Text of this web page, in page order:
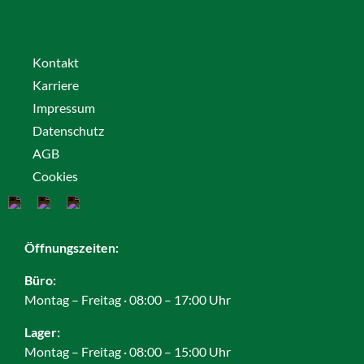
Kontakt
Karriere
Impressum
Datenschutz
AGB
Cookies
Öffnungszeiten:
Büro:
Montag – Freitag · 08:00 – 17:00 Uhr
Lager:
Montag – Freitag · 08:00 – 15:00 Uhr